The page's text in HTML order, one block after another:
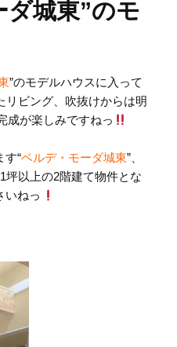
ダ城東”のモ
”のモデルハウスに入って
リビング、吹抜けからは明
成が楽しみですねっ
す“ベルデ・モーダ城東”、
坪以上の2階建て物件とな
いねっ